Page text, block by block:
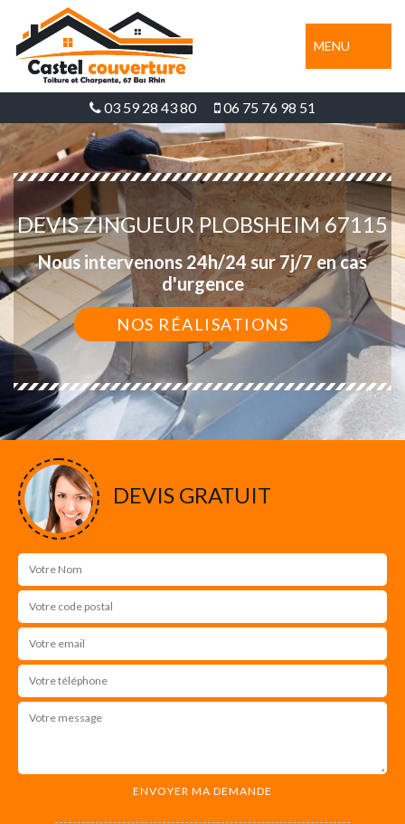
MENU
03 59 28 43 80 06 75 76 98 51
DEVIS ZINGUEUR PLOBSHEIM 67115
Nous intervenons 24h/24 sur 7j/7 en cas
d'urgence
NOS RÉALISATIONS
DEVIS GRATUIT